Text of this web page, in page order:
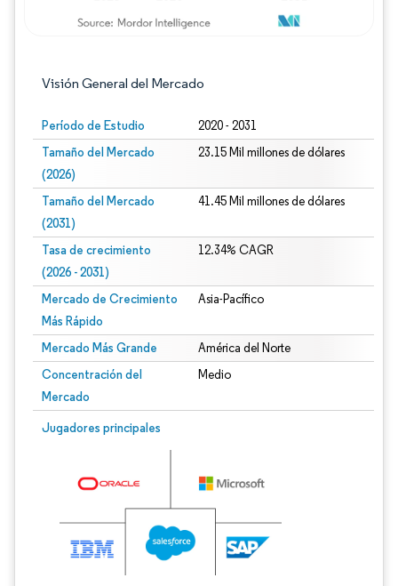
Visión General del Mercado
Período de Estudio 2020 - 2031
Tamaño del Mercado
(2026)
23.15 Mil millones de dólares
Tamaño del Mercado
(2031)
41.45 Mil millones de dólares
Tasa de crecimiento
(2026 - 2031)
12.34% CAGR
Mercado de Crecimiento
Más Rápido
Asia-Pacífico
Mercado Más Grande América del Norte
Concentración del
Mercado
Medio
Jugadores principales
Imagen © Mordor Intelligence. El uso requiere atribución según CC BY 4.0.